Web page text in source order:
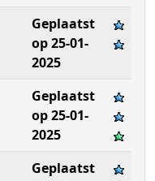
Geplaatst
op 25-01-
2025
Geplaatst
op 25-01-
2025
Geplaatst